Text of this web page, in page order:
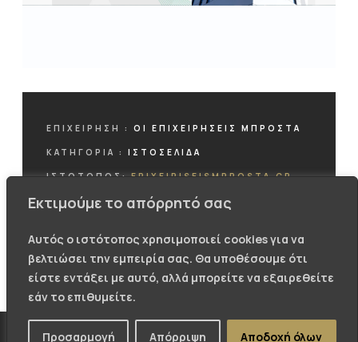
Εκτιμούμε το απόρρητό σας
Αυτός ο ιστότοπος χρησιμοποιεί cookies για να
βελτιώσει την εμπειρία σας. Θα υποθέσουμε ότι
είστε εντάξει με αυτό, αλλά μπορείτε να εξαιρεθείτε
εάν το επιθυμείτε.
Προσαρμογή Απόρριψη Αποδοχή όλων
ΕΠΙΧΕΊΡΗΣΗ : ΟΙ ΕΠΙΧΕΙΡΗΣΕΙΣ ΜΠΡΟΣΤΑ
ΚΑΤΗΓΟΡΊΑ : ΙΣΤΟΣΕΛΙΔΑ
ΙΣΤΟΤΟΠΟΣ: EPIXEIRISEISMPROSTA.GR
ΕΠΙΣΚΕΦΤΕΙΤΕ ΤΗΝ ΙΣΤΟΣΕΛΙΔΑ